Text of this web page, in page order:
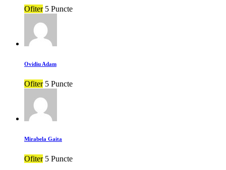
Ofiter 5 Puncte
Ovidiu Adam
Ofiter 5 Puncte
Mirabela Gaita
Ofiter 5 Puncte